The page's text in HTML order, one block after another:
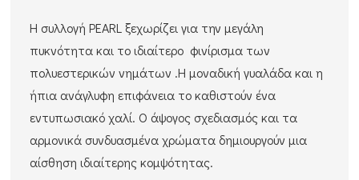
Η συλλογή PEARL ξεχωρίζει για την μεγάλη
πυκνότητα και το ιδιαίτερο φινίρισμα των
πολυεστερικών νημάτων .Η μοναδική γυαλάδα και η
ήπια ανάγλυφη επιφάνεια το καθιστούν ένα
εντυπωσιακό χαλί. Ο άψογος σχεδιασμός και τα
αρμονικά συνδυασμένα χρώματα δημιουργούν μια
αίσθηση ιδιαίτερης κομψότητας.